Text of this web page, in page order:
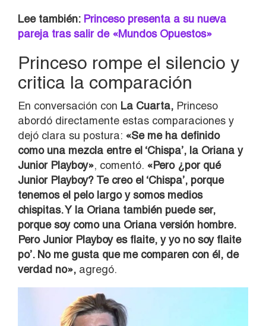
Lee también: Princeso presenta a su nueva
pareja tras salir de «Mundos Opuestos»
Princeso rompe el silencio y
critica la comparación
En conversación con La Cuarta, Princeso
abordó directamente estas comparaciones y
dejó clara su postura: «Se me ha definido
como una mezcla entre el ‘Chispa’, la Oriana y
Junior Playboy», comentó. «Pero ¿por qué
Junior Playboy? Te creo el ‘Chispa’, porque
tenemos el pelo largo y somos medios
chispitas. Y la Oriana también puede ser,
porque soy como una Oriana versión hombre.
Pero Junior Playboy es flaite, y yo no soy flaite
po’. No me gusta que me comparen con él, de
verdad no», agregó.